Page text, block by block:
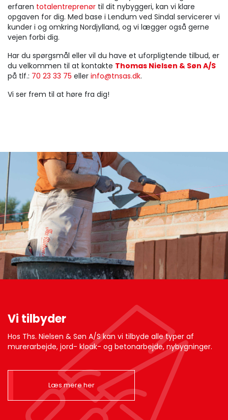
erfaren totalentreprenør til dit nybyggeri, kan vi klare
opgaven for dig. Med base i Lendum ved Sindal servicerer vi
kunder i og omkring Nordjylland, og vi lægger også gerne
vejen forbi dig.
Har du spørgsmål eller vil du have et uforpligtende tilbud, er
du velkommen til at kontakte Thomas Nielsen & Søn A/S
på tlf.: 70 23 33 75 eller info@tnsas.dk.
Vi ser frem til at høre fra dig!
Vi tilbyder
Hos Ths. Nielsen & Søn A/S kan vi tilbyde alle typer af
murerarbejde, jord- kloak- og betonarbejde, nybygninger.
Læs mere her